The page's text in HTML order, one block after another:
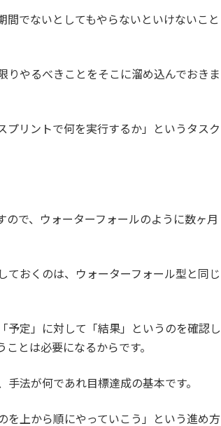
でないとしてもやらないといけないこと
りやるべきことをそこに溜め込んでおきま
プリントで何を実行するか」というタスク
で、ウォーターフォールのように数ヶ月
ておくのは、ウォーターフォール型と同じ
予定」に対して「結果」というのを確認し
とは必要になるからです。
法が何であれ目標達成の基本です。
を上から順にやっていこう」という進め方